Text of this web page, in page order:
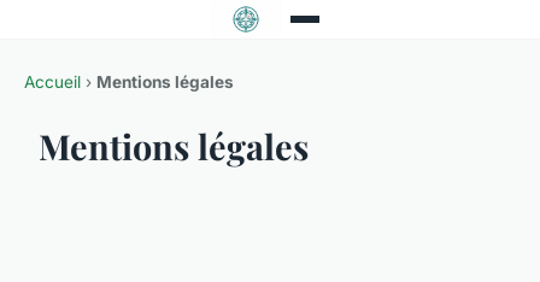
Accueil › Mentions légales
Mentions légales